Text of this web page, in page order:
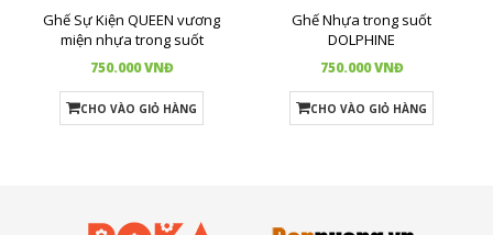
Ghế Sự Kiện QUEEN vương
miện nhựa trong suốt
750.000 VNĐ
CHO VÀO GIỎ HÀNG
Ghế Nhựa trong suốt
DOLPHINE
750.000 VNĐ
CHO VÀO GIỎ HÀNG